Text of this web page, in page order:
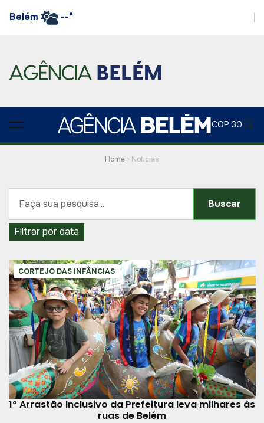
Belém --°
COP 30
Home Noticias
Buscar
Filtrar por data
CORTEJO DAS INFÂNCIAS
1º Arrastão Inclusivo da Prefeitura leva milhares às
ruas de Belém